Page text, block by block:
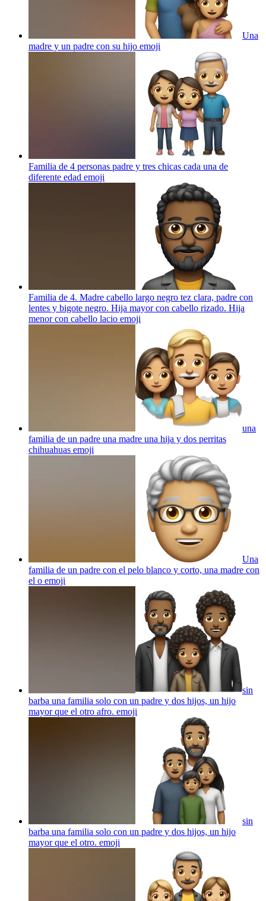
Una
madre y un padre con su hijo emoji
Familia de 4 personas padre y tres chicas cada una de
diferente edad emoji
Familia de 4. Madre cabello largo negro tez clara, padre con
lentes y bigote negro. Hija mayor con cabello rizado. Hija
menor con cabello lacio emoji
una
familia de un padre una madre una hija y dos perritas
chihuahuas emoji
Una
familia de un padre con el pelo blanco y corto, una madre con
el o emoji
sin
barba una familia solo con un padre y dos hijos, un hijo
mayor que el otro afro. emoji
sin
barba una familia solo con un padre y dos hijos, un hijo
mayor que el otro. emoji